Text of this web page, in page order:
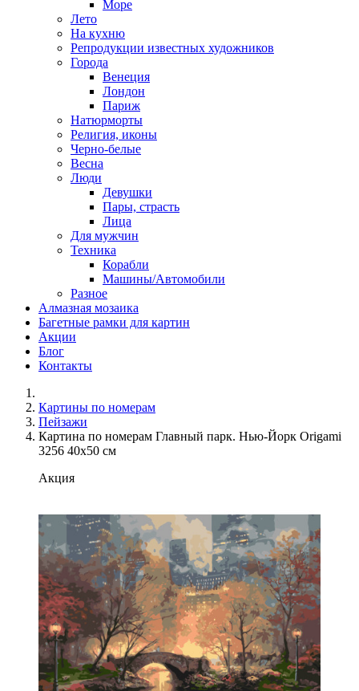
Море
Лето
На кухню
Репродукции известных художников
Города
Венеция
Лондон
Париж
Натюрморты
Религия, иконы
Черно-белые
Весна
Люди
Девушки
Пары, страсть
Лица
Для мужчин
Техника
Корабли
Машины/Автомобили
Разное
Алмазная мозаика
Багетные рамки для картин
Акции
Блог
Контакты
Картины по номерам
Пейзажи
Картина по номерам Главный парк. Нью-Йорк Origami
3256 40x50 см
Акция